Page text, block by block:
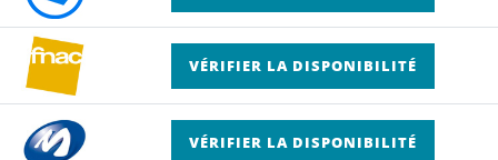
VÉRIFIER LA DISPONIBILITÉ
VÉRIFIER LA DISPONIBILITÉ